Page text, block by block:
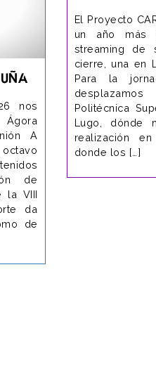
nos
A
de
la VIII
da
de
El Proyecto
un año más
streaming de
cierre, una en
Para la
Politécnica
Lugo, dónde
realización
donde los […]